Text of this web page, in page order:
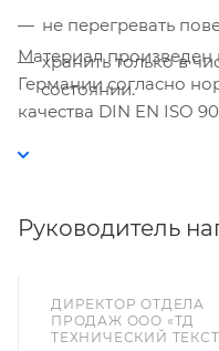
не перегревать
хранить только в
состоянии.
Материал
Германии согласно
качества DIN EN ISO
Руководитель
ДИРЕКТОР ОТДЕЛА
ПРОДАЖ ООО «ТД
ТЕХНИЧЕСКИЙ